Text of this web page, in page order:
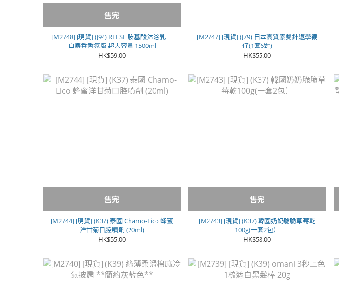
售完
[M2748] [現貨] (J94) REESE 胺基酸沐浴乳｜
白麝香香氛版 超大容量 1500ml
HK$59.00
[M2747] [現貨] (J79) 日本高質素雙針返學襪
仔(1套6對)
HK$55.00
售完
[M2744] [現貨] (K37) 泰國 Chamo-Lico 蜂蜜
洋甘菊口腔噴劑 (20ml)
HK$55.00
售完
[M2743] [現貨] (K37) 韓國奶奶脆脆草莓乾
100g(一套2包）
HK$58.00